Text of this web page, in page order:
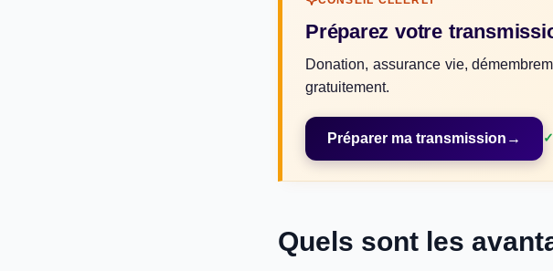
Préparez votre
Donation, assurance vie,
gratuitement.
Préparer ma transmission →
Quels sont les